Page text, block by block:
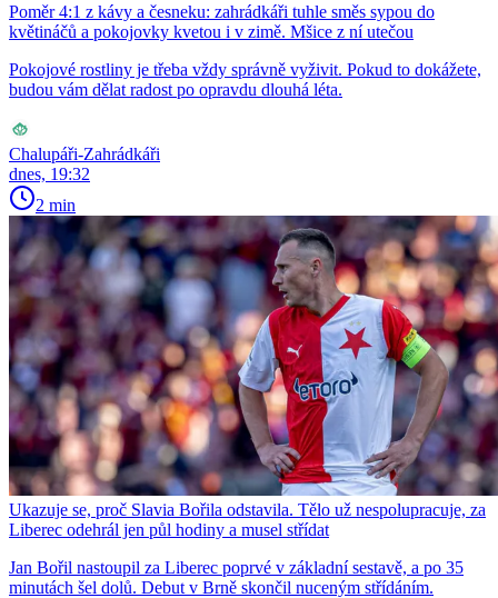
Poměr 4:1 z kávy a česneku: zahrádkáři tuhle směs sypou do
květináčů a pokojovky kvetou i v zimě. Mšice z ní utečou
Pokojové rostliny je třeba vždy správně vyživit. Pokud to dokážete,
budou vám dělat radost po opravdu dlouhá léta.
Chalupáři-Zahrádkáři
dnes, 19:32
2 min
Ukazuje se, proč Slavia Bořila odstavila. Tělo už nespolupracuje, za
Liberec odehrál jen půl hodiny a musel střídat
Jan Bořil nastoupil za Liberec poprvé v základní sestavě, a po 35
minutách šel dolů. Debut v Brně skončil nuceným střídáním.